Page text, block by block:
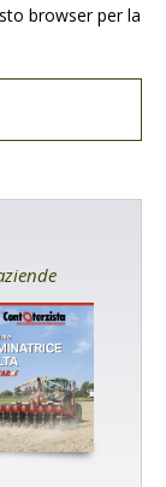
browser per la